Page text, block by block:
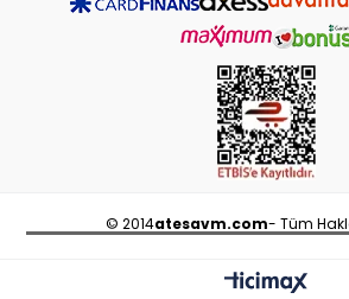
© 2014atesavm.com- Tüm